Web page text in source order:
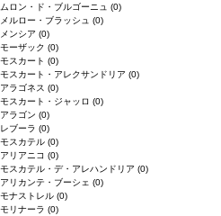
ムロン・ド・ブルゴーニュ (0)
メルロー・ブラッシュ (0)
メンシア (0)
モーザック (0)
モスカート (0)
モスカート・アレクサンドリア (0)
アラゴネス (0)
モスカート・ジャッロ (0)
アラゴン (0)
レブーラ (0)
モスカテル (0)
アリアニコ (0)
モスカテル・デ・アレハンドリア (0)
アリカンテ・ブーシェ (0)
モナストレル (0)
モリナーラ (0)